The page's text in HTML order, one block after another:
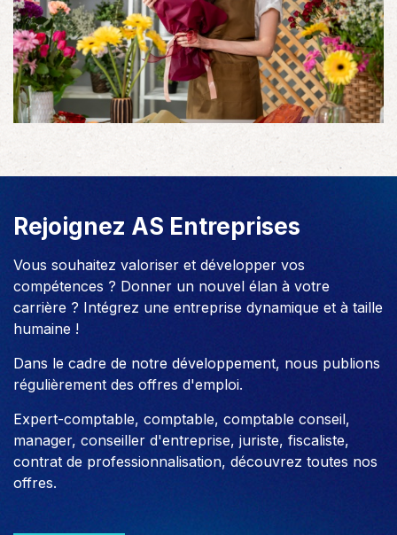
Rejoignez AS Entreprises
Vous souhaitez valoriser et développer vos
compétences ? Donner un nouvel élan à votre
carrière ? Intégrez une entreprise dynamique et à taille
humaine !
Dans le cadre de notre développement, nous publions
régulièrement des offres d'emploi.
Expert-comptable, comptable, comptable conseil,
manager, conseiller d'entreprise, juriste, fiscaliste,
contrat de professionnalisation, découvrez toutes nos
offres.